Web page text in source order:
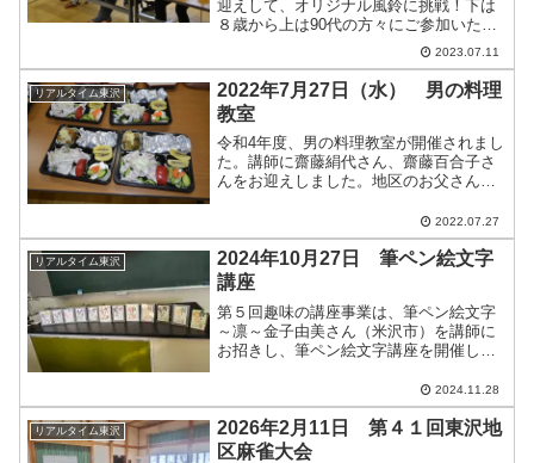
迎えして、オリジナル風鈴に挑戦！下は
８歳から上は90代の方々にご参加いただ
き、お題の文字『星に願いを』を練習
し、いざ本番！皆さん臆することなく大
小の短冊を書き上げていく。８歳の女の
子は、以前からも何度か凛...
2023.07.11
リアルタイム東沢
2022年7月27日（水） 男の料理
教室
令和4年度、男の料理教室が開催されまし
た。講師に齋藤絹代さん、齋藤百合子さ
んをお迎えしました。地区のお父さん、7
は・・・・魚のホイル蒸し、揚げ出し豆
腐、豚のしゃぶしゃぶサラダ、漬物、ご
はんの計5品目。皆さ...
2022.07.27
リアルタイム東沢
2024年10月27日 筆ペン絵文字
講座
第５回趣味の講座事業は、筆ペン絵文字
～凛～金子由美さん（米沢市）を講師に
お招きし、筆ペン絵文字講座を開催しま
だき、参加された皆さんには大変ご不便
をおかけいたしましたことをお詫び申し
上げます。今回のテーマは...
2024.11.28
リアルタイム東沢
2026年2月11日 第４１回東沢地
区麻雀大会